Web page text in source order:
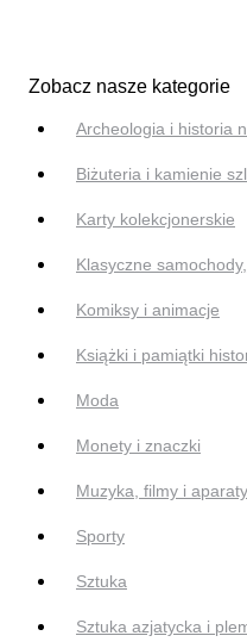
Zobacz nasze kategorie
Archeologia i historia
Biżuteria i kamienie
Karty kolekcjonerskie
Klasyczne
Komiksy i animacje
Książki i pamiątki
Moda
Monety i znaczki
Muzyka, filmy i
Sporty
Sztuka
Sztuka azjatycka i